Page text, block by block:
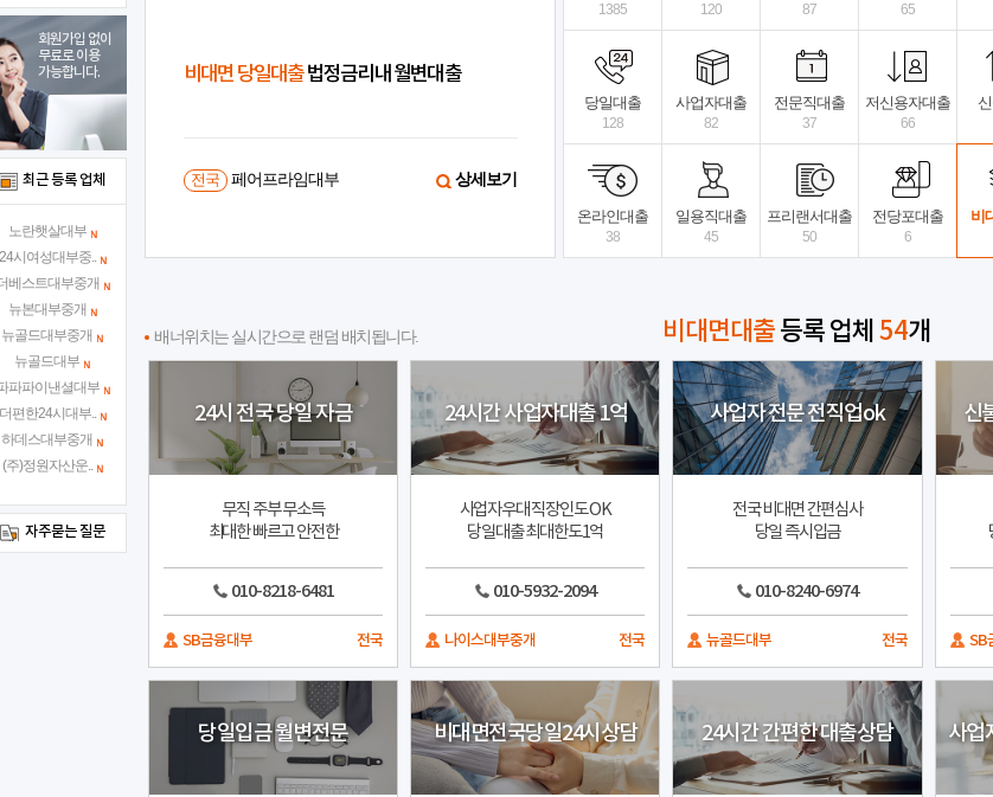
상세보기
비대면 당일대출법정금리내 월변대출
전국 페어프라임대부 상세보기
비대면 당일대출 수수료X 선이자 X
전국 모범트러스트대부 상세보기
1385 120 87 65
당일대출
128
사업자대출
82
전문직대출
37
저신용자대출
66
온라인대출
38
일용직대출
45
프리랜서대출
50
전당포대출
6
비
회원가입 없이
무료로 이용
가능합니다.
최근 등록 업체
노란햇살대부
시여성대부중..
베스트대부중개
뉴본대부중개
뉴골드대부중개
뉴골드대부
파파이낸셜대부
편한24시대부..
하데스대부중개
(주)정원자산운..
자주묻는 질문
비대면대출등록 업체 54개
배너위치는 실시간으로 랜덤 배치됩니다.
24시 전국 당일 자금
무직 주부 무소득
최대한 빠르고 안전한
010-8218-6481
SB금융대부 전국
24시간 사업자대출 1억
사업자우대 직장인도 OK
당일대출 최대한도1억
010-5932-2094
나이스대부중개 전국
사업자 전문 전직업ok
전국 비대면 간편심사
당일 즉시입금
010-8240-6974
뉴골드대부 전국
신
SB
당일입금 월변전문 비대면전국당일24시상담 24시간 간편한 대출상담 사업